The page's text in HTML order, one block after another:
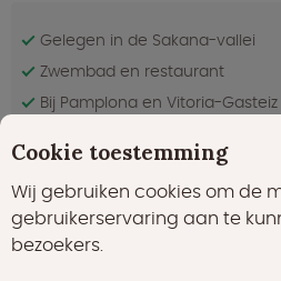
Gelegen in de Sakana-vallei
Zwembad en restaurant
Bij Pamplona en Vitoria-Gasteiz
€ 110,00 nacht
Cookie toestemming
Wij gebruiken cookies om de
gebruikerservaring aan te
bezoekers.